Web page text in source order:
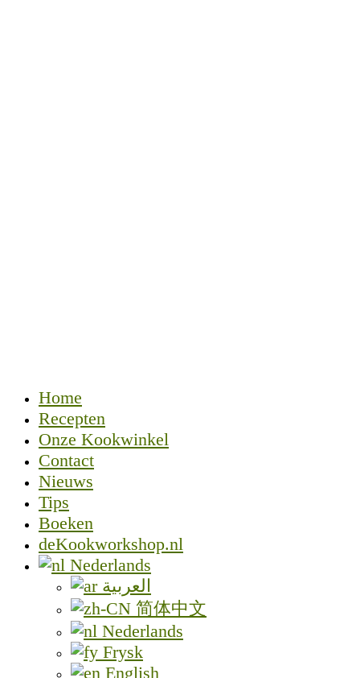
Home
Recepten
Onze Kookwinkel
Contact
Nieuws
Tips
Boeken
deKookworkshop.nl
Nederlands
العربية
简体中文
Nederlands
Frysk
English